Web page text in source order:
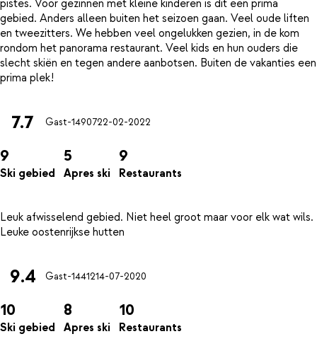
pistes. Voor gezinnen met kleine kinderen is dit een prima
gebied. Anders alleen buiten het seizoen gaan. Veel oude liften
en tweezitters. We hebben veel ongelukken gezien, in de kom
rondom het panorama restaurant. Veel kids en hun ouders die
slecht skiën en tegen andere aanbotsen. Buiten de vakanties een
7.7 Gast-1490722-02-2022
9
Ski gebied
5
Apres ski
9
Restaurants
Leuk afwisselend gebied. Niet heel groot maar voor elk wat wils.
9.4 Gast-1441214-07-2020
10
Ski gebied
8
Apres ski
10
Restaurants